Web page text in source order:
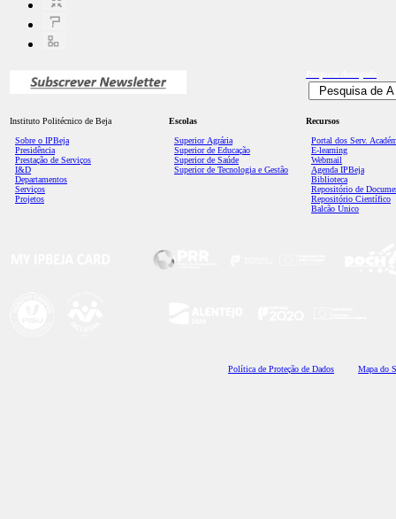
Instituto Politécnico de Beja
Sobre o IPBeja
Presidência
Prestação de Serviços
I&D
Departamentos
Serviços
Projetos
Escolas
Superior Agrária
Superior de Educação
Superior de Saúde
Superior de Tecnologia e Gestão
Recursos
Portal dos Serv.
E-learning
Webmail
Agenda IPBeja
Biblioteca
Repositório de
Repositório Científico
Balcão Único
Política de Proteção de Dados Mapa do